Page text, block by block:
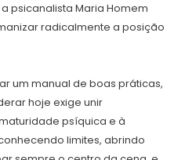
psicanalista Maria Homem
radicalmente a posição
um manual de boas práticas,
hoje exige unir
psíquica e à
limites, abrindo